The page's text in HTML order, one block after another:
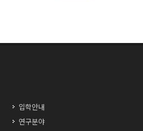
입학안내
연구분야